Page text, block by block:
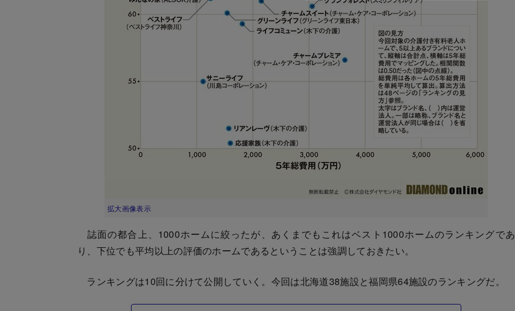
拡大画像表示
誌面の都合上、1000ホームに絞ったが、あくまでもこれはベスト1000ホームのランキングであ
り、下位でも平均以上の評価のホームであるということは強調しておきたい。
ランキングは10回に分けて公開していく。今回は北海道38施設と福岡県64施設のランキングだ。